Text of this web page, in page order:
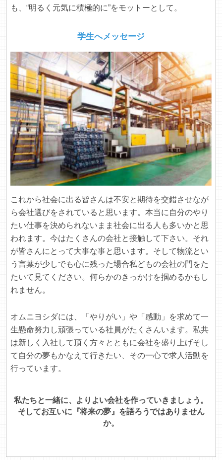
も、“明るく元気に積極的に”をモットーとして。
学生へメッセージ
これから社会に出る皆さんは不安と期待を交錯させなが
ら会社選びをされていると思います。本当に自分のやり
たい仕事を決められないまま社会に出る人も多いかと思
われます。今はたくさんの会社と接触して下さい。それ
が皆さんにとって大事な事と思います。そして物流とい
う言葉が少しでも心に残った場合私どもの会社の門をた
たいて見てください。何らかのきっかけを掴めるかもし
れません。
オムニヨシダには、「やりがい」や「感動」を求めて一
生懸命努力し頑張っている社員がたくさんいます。私共
は新しく入社して頂く方々とともに会社を盛り上げそし
て自分の夢もかなえて行きたい、その一心で求人活動を
行っています。
私たちと一緒に、よりよい会社を作っていきましょう。
そしてお互いに『将来の夢』を語ろうではありません
か。